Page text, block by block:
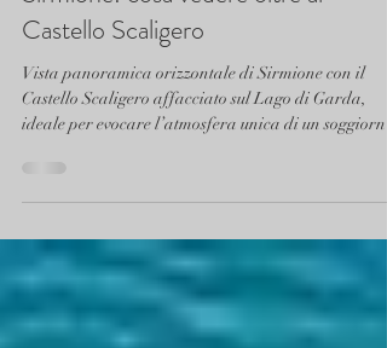
3 giu 2025 Tempo di lettura: 3 min
Sirmione: cosa vedere oltre al
Vista panoramica orizzontale di Sirmione con il
ideale per evocare l’atmosfera unica di un soggiorno
estivo a Casa Scaligeri.